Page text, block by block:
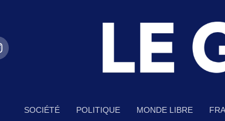
SOCIÉTÉ POLITIQUE MONDE LIBRE